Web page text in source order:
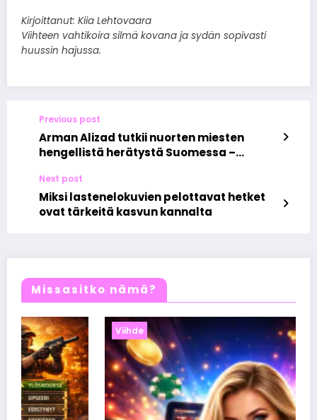
Kirjoittanut: Kiia Lehtovaara
Viihteen vahtikoira silmä kovana ja sydän sopivasti
huussin hajussa.
Previous post
Arman Alizad tutkii nuorten miesten
hengellistä herätystä Suomessa –
Next post
Miksi lastenelokuvien pelottavat hetket
ovat tärkeitä kasvun kannalta
Missasitko nämä?
Viihde